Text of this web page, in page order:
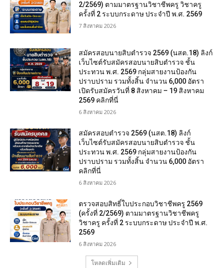
2/2569) ตามมาตรฐานวิชาชีพครู วิชาครู
ครั้งที่ 2 ระบบกระดาษ ประจำปี พ.ศ. 2569
7 สิงหาคม 2026
สมัครสอบนายสิบตำรวจ 2569 (นสต.18) ลิงก์
เว็บไซต์รับสมัครสอบนายสิบตำรวจ ชั้น
ประทวน พ.ศ. 2569 กลุ่มสายงานป้องกัน
ปราบปราม รวมทั้งสิ้น จำนวน 6,000 อัตรา
เปิดรับสมัครวันที่ 8 สิงหาคม – 19 สิงหาคม
2569 คลิกที่นี่
6 สิงหาคม 2026
สมัครสอบตํารวจ 2569 (นสต.18) ลิงก์
เว็บไซต์รับสมัครสอบนายสิบตำรวจ ชั้น
ประทวน พ.ศ. 2569 กลุ่มสายงานป้องกัน
ปราบปราม รวมทั้งสิ้น จำนวน 6,000 อัตรา
คลิกที่นี่
6 สิงหาคม 2026
ตรวจสอบสิทธิ์ใบประกอบวิชาชีพครู 2569
(ครั้งที่ 2/2569) ตามมาตรฐานวิชาชีพครู
วิชาครู ครั้งที่ 2 ระบบกระดาษ ประจำปี พ.ศ.
2569
6 สิงหาคม 2026
โหลดเพิ่มเติม